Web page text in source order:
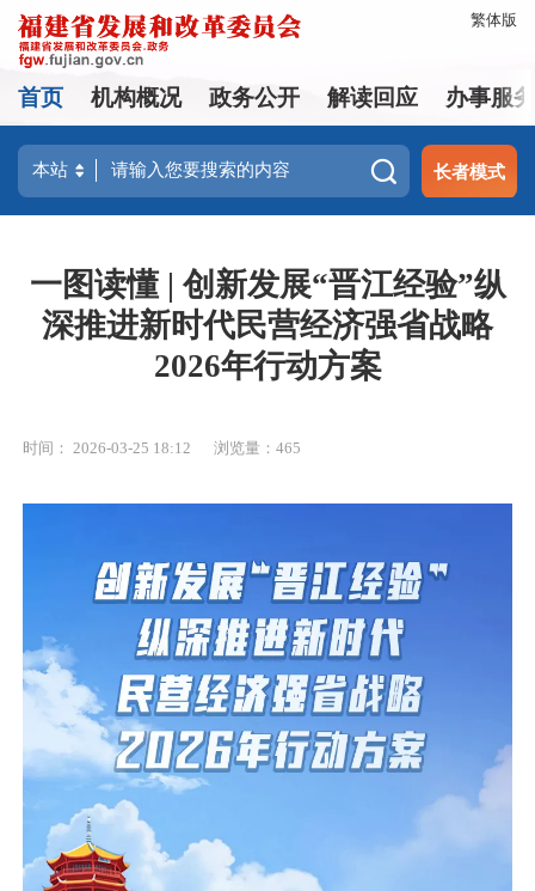
繁体版
首页 机构概况 政务公开 解读回应 办事服
长者模式
一图读懂 | 创新发展“晋江经验”纵
深推进新时代民营经济强省战略
2026年行动方案
时间： 2026-03-25 18:12 浏览量：465